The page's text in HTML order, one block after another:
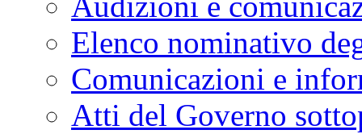
Elenco nominativo
Comunicazioni e
Atti del Governo